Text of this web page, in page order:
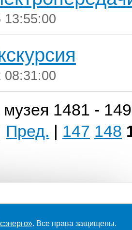
13:55:00
08:31:00
1481 -
Пред. | 147 148
. Все права защищены.